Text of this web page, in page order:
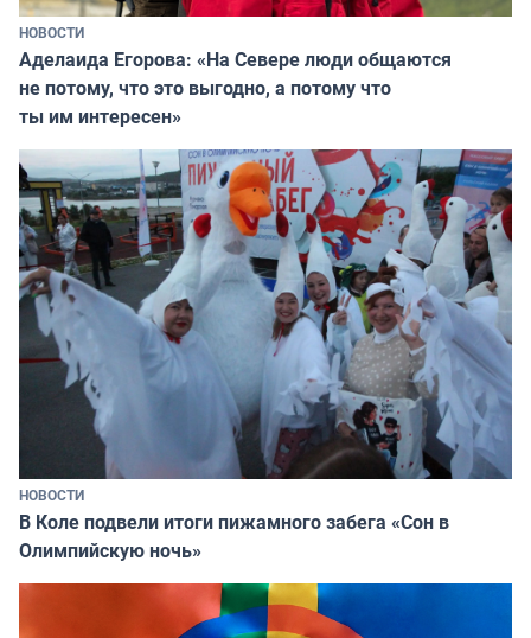
НОВОСТИ
Аделаида Егорова: «На Севере люди общаются
не потому, что это выгодно, а потому что
ты им интересен»
НОВОСТИ
В Коле подвели итоги пижамного забега «Сон в
Олимпийскую ночь»